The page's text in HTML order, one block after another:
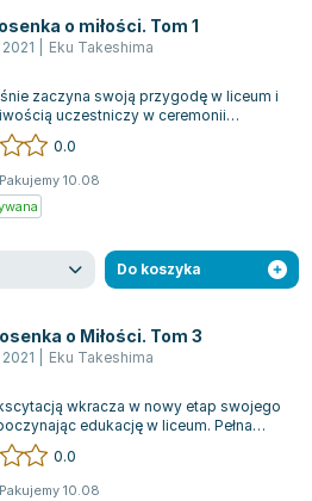
o miłości. Tom 1
2021 Eku Takeshima
zaczyna swoją przygodę w liceum i
uczestniczy w ceremonii
nowy rok szkolny. Podcza...
0.0
Pakujemy 10.08
Do koszyka
o Miłości. Tom 3
2021 Eku Takeshima
wkracza w nowy etap swojego
edukację w liceum. Pełna
pojawia się na ceremonii...
0.0
Pakujemy 10.08